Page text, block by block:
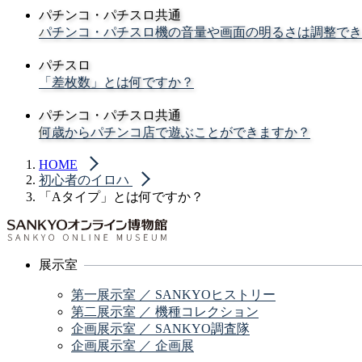
パチンコ・パチスロ共通
パチンコ・パチスロ機の音量や画面の明るさは調整で
パチスロ
「差枚数」とは何ですか？
パチンコ・パチスロ共通
何歳からパチンコ店で遊ぶことができますか？
HOME
初心者のイロハ
「Aタイプ」とは何ですか？
展示室
第一展示室 ／ SANKYOヒストリー
第二展示室 ／ 機種コレクション
企画展示室 ／ SANKYO調査隊
企画展示室 ／ 企画展